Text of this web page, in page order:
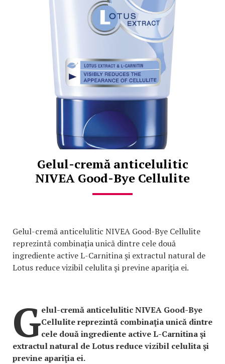
Gelul-cremă anticelulitic
NIVEA Good-Bye Cellulite
Gelul-cremă anticelulitic NIVEA Good-Bye Cellulite
reprezintă combinaţia unică dintre cele două
ingrediente active L-Carnitina şi extractul natural de
Lotus reduce vizibil celulita şi previne apariţia ei.
Gelul-cremă anticelulitic NIVEA Good-Bye
Cellulite reprezintă combinaţia unică dintre
cele două ingrediente active L-Carnitina şi
extractul natural de Lotus reduce vizibil celulita şi
previne apariţia ei.